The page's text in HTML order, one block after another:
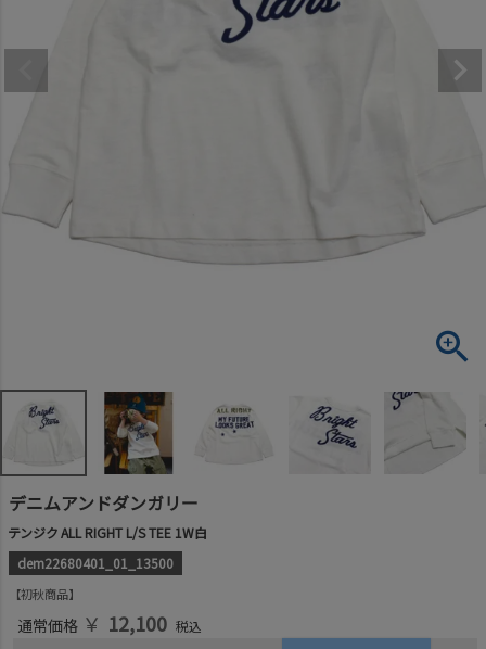
デニムアンドダンガリー
テンジク ALL RIGHT L/S TEE 1W白
dem22680401_01_13500
初秋商品
通常価格 ￥ 12,100 税込